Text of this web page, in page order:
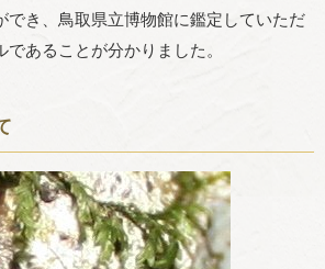
でき、鳥取県立博物館に鑑定していただ
あることが分かりました。